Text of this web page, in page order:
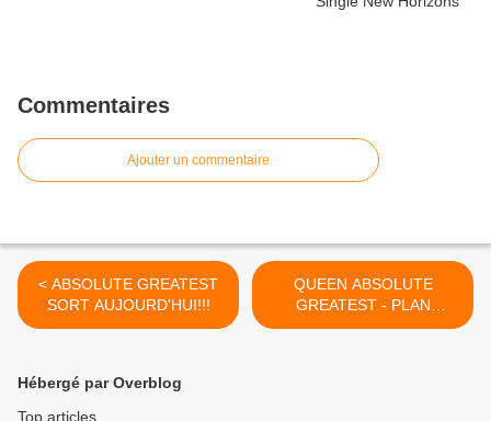
Commentaires
Ajouter un commentaire
< ABSOLUTE GREATEST
SORT AUJOURD'HUI!!!
QUEEN ABSOLUTE
GREATEST - PLAN
MARKETING >
Hébergé par Overblog
Top articles